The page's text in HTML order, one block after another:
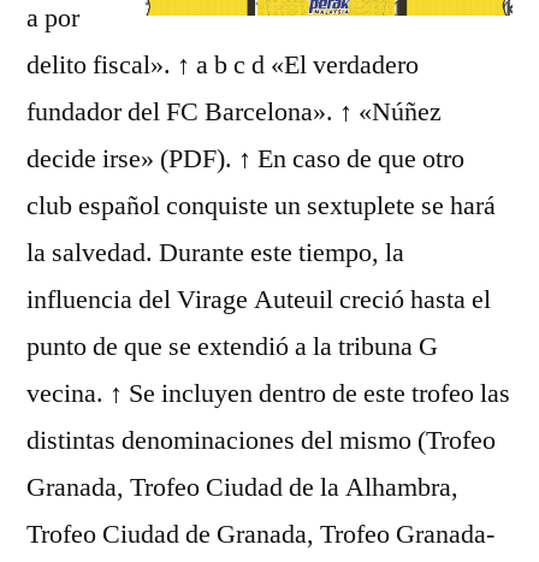
a por
delito fiscal». ↑ a b c d «El verdadero
fundador del FC Barcelona». ↑ «Núñez
decide irse» (PDF). ↑ En caso de que otro
club español conquiste un sextuplete se hará
la salvedad. Durante este tiempo, la
influencia del Virage Auteuil creció hasta el
punto de que se extendió a la tribuna G
vecina. ↑ Se incluyen dentro de este trofeo las
distintas denominaciones del mismo (Trofeo
Granada, Trofeo Ciudad de la Alhambra,
Trofeo Ciudad de Granada, Trofeo Granada-